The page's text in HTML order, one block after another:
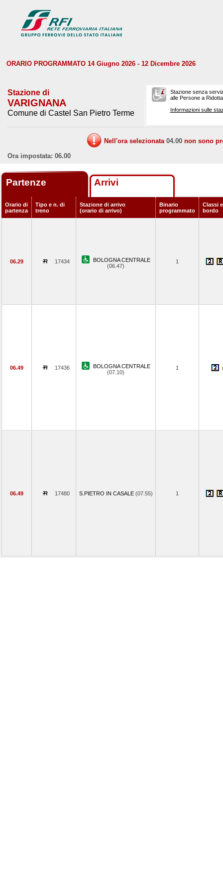
ORARIO PROGRAMMATO 14 Giugno 2026 - 12 Dicembre 2026
Stazione di
VARIGNANA
Comune di Castel San Pietro Terme
Stazione senza
alle Persone a
Informazioni sulle
Nell'ora selezionata 04.00 non sono
Ora impostata: 06.00
Partenze Arrivi
Orario di
partenza
Tipo e n. di
treno
Stazione di arrivo
(orario di arrivo)
Binario
programmato
Classi
bordo
06.29 17434
BOLOGNA CENTRALE
(06.47)
1
06.49 17436
BOLOGNA CENTRALE
(07.10)
1
06.49 17480 S.PIETRO IN CASALE (07.55) 1